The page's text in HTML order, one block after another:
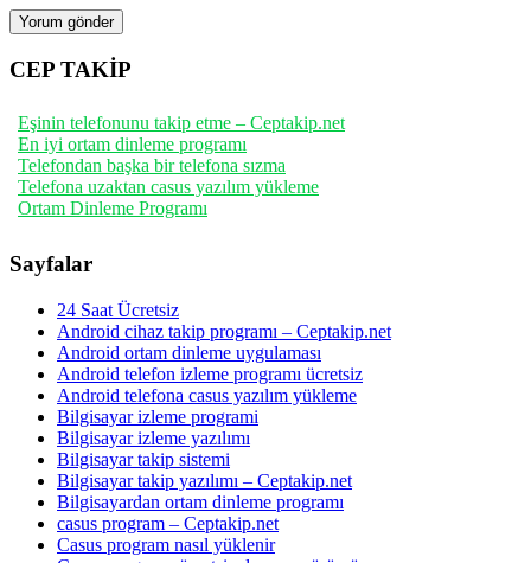
CEP TAKİP
Eşinin telefonunu takip etme – Ceptakip.net
En iyi ortam dinleme programı
Telefondan başka bir telefona sızma
Telefona uzaktan casus yazılım yükleme
Ortam Dinleme Programı
Sayfalar
24 Saat Ücretsiz
Android cihaz takip programı – Ceptakip.net
Android ortam dinleme uygulaması
Android telefon izleme programı ücretsiz
Android telefona casus yazılım yükleme
Bilgisayar izleme programi
Bilgisayar izleme yazılımı
Bilgisayar takip sistemi
Bilgisayar takip yazılımı – Ceptakip.net
Bilgisayardan ortam dinleme programı
casus program – Ceptakip.net
Casus program nasıl yüklenir